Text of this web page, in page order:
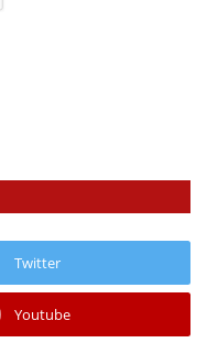
Twitter
Youtube